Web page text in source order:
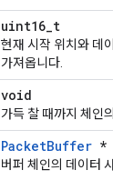
uint16_t
현재 시작 위치와 데
가져옵니다.
void
가득 찰 때까지 체인
PacketBuffer *
버퍼 체인의 데이터